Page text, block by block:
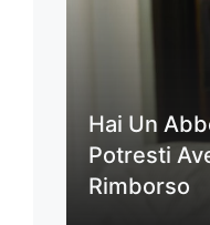
Hai Un
Potresti
Rimborso